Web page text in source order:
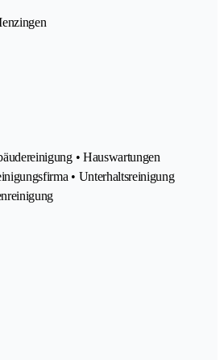
• Hauswartungen
• Unterhaltsreinigung